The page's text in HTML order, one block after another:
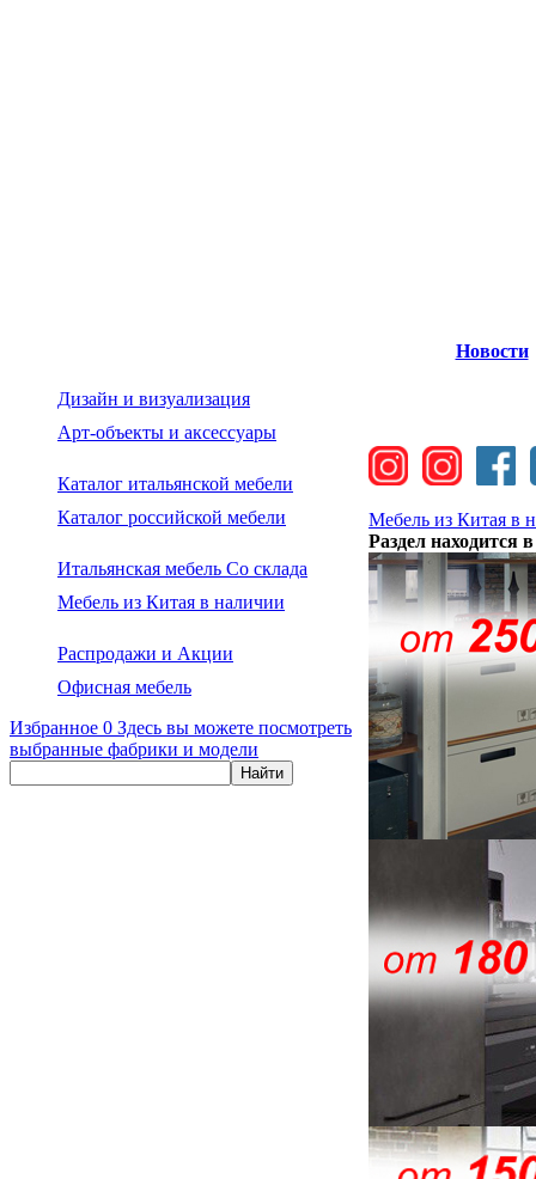
Дизайн и визуализация
Арт-объекты и аксессуары
Каталог итальянской мебели
Каталог российской мебели
Итальянская мебель Со склада
Мебель из Китая в наличии
Распродажи и Акции
Офисная мебель
Избранное 0 Здесь вы можете посмотреть
выбранные фабрики и модели
Новости
Мебель из Китая в
Раздел находится